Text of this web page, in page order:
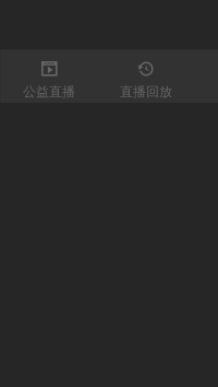
公益直播 直播回放